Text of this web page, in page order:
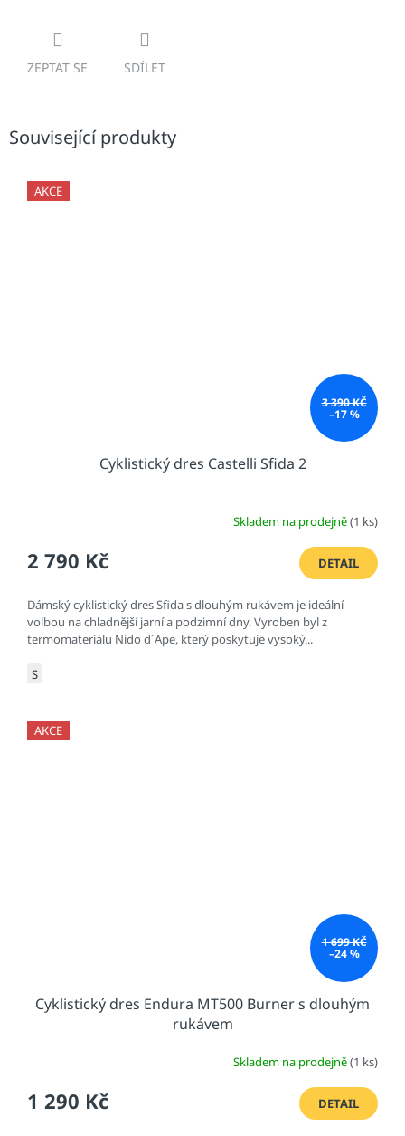
ZEPTAT SE SDÍLET
Související produkty
AKCE
3 390 KČ
–17 %
Cyklistický dres Castelli Sfida 2
Skladem na prodejně(1 ks)
2 790 Kč DETAIL
Dámský cyklistický dres Sfida s dlouhým rukávem je ideální
volbou na chladnější jarní a podzimní dny. Vyroben byl z
termomateriálu Nido d´Ape, který poskytuje vysoký...
S
AKCE
1 699 KČ
–24 %
Cyklistický dres Endura MT500 Burner s dlouhým
rukávem
Skladem na prodejně(1 ks)
1 290 Kč DETAIL